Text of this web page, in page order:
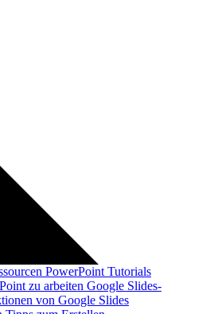
PowerPoint Tutorials
zu arbeiten Google Slides-
von Google Slides